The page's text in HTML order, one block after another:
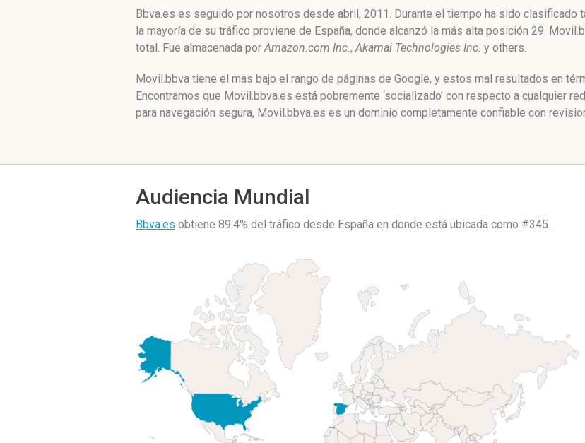
Bbva.es es seguido por nosotros desde abril, 2011. Durante el tiempo ha sido clasificado
la mayoría de su tráfico proviene de España, donde alcanzó la más alta posición 29.
total. Fue almacenada porAmazon.com Inc.,Akamai Technologies Inc. y others.
Movil.bbva tiene el mas bajo el rango de páginas de Google, y estos mal resultados en
Encontramos que Movil.bbva.es está pobremente ‘socializado’ con respecto a cualquier
para navegación segura, Movil.bbva.es es un dominio completamente confiable con
Audiencia Mundial
Bbva.es obtiene 89.4% del tráfico desde España en donde está ubicada como #345.